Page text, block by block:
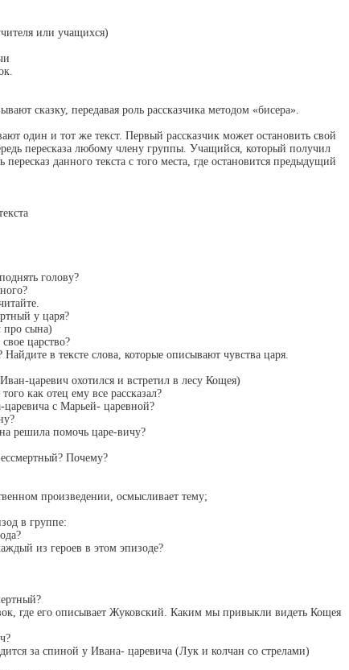
или учащихся)
сказку, передавая роль рассказчика методом «бисера».
один и тот же текст. Первый рассказчик может остановить свой
пересказа любому члену группы. Учащийся, который получил
данного текста с того места, где остановится предыдущий
голову?
у царя?
про сына)
царство?
Найдите в тексте слова, которые описывают чувства царя.
царевич охотился и встретил в лесу Кощея)
как отец ему все рассказал?
с Марьей- царевной?
решила помочь царе-вичу?
Почему?
произведении, осмысливает тему;
в группе:
из героев в этом эпизоде?
где его описывает Жуковский. Каким мы привыкли видеть Кощея
за спиной у Ивана- царевича (Лук и колчан со стрелами)